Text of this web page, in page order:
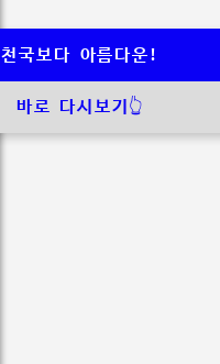
천국보다 아름다운!
바로 다시보기👆